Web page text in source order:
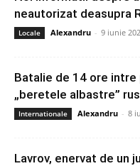
neautorizat deasupra
Locale Alexandru - 9 iunie
Batalie de 14 ore
„beretele albastre”
Internationale Alexandru - 8
Lavrov, enervat de un